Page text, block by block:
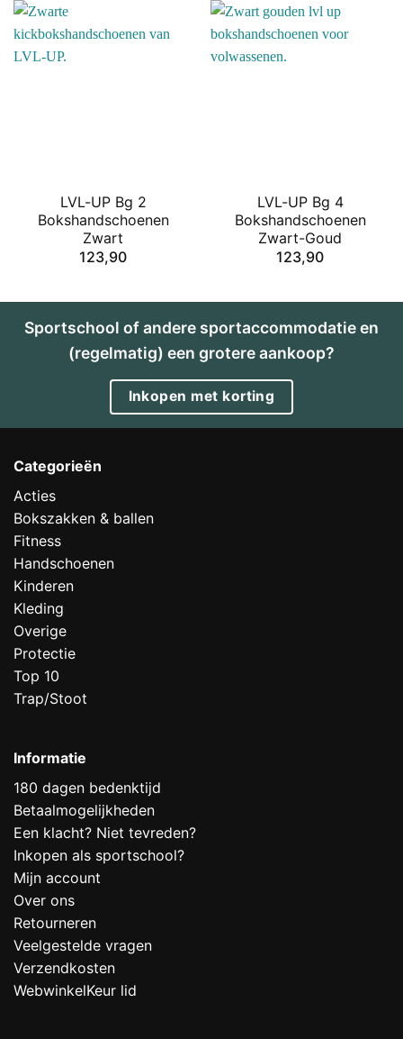
LVL-UP Bg 2
Bokshandschoenen
Zwart
123,90
LVL-UP Bg 4
Bokshandschoenen
Zwart-Goud
123,90
Sportschool of andere sportaccommodatie en
(regelmatig) een grotere aankoop?
Inkopen met korting
Categorieën
Acties
Bokszakken & ballen
Fitness
Handschoenen
Kinderen
Kleding
Overige
Protectie
Top 10
Trap/Stoot
Informatie
180 dagen bedenktijd
Betaalmogelijkheden
Een klacht? Niet tevreden?
Inkopen als sportschool?
Mijn account
Over ons
Retourneren
Veelgestelde vragen
Verzendkosten
WebwinkelKeur lid